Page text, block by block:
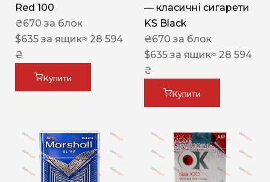
Red 100
₴670 за блок
$635 за ящик≈ 28 594
₴
Купити
— класичні сигарети
KS Black
₴670 за блок
$635 за ящик≈ 28 594
₴
Купити